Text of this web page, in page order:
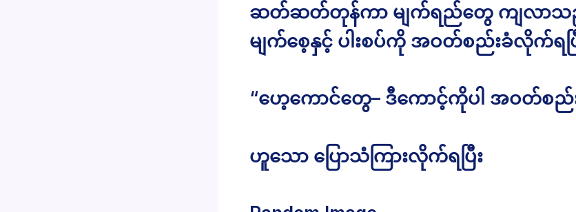
ဆတ်ဆတ်တုန်ကာ မျက်ရည်တွေ ကျလာ
မျက်စေ့နှင့် ပါးစပ်ကို အဝတ်စည်းခံလိုက်ရပ
“ဟေ့ကောင်တွေ– ဒီကောင့်ကိုပါ အဝတ်စ
ဟူသော ပြောသံကြားလိုက်ရပြီး